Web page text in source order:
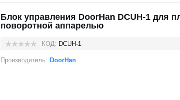
Блок управления DoorHan DCUH-1 для
поворотной аппарелью
КОД: DCUH-1
Производитель: DoorHan